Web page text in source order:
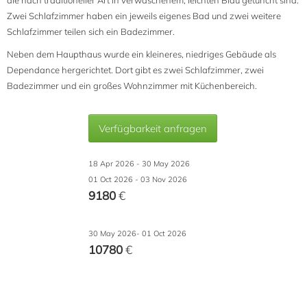
Zwei Schlafzimmer haben ein jeweils eigenes Bad und zwei weitere
Schlafzimmer teilen sich ein Badezimmer.
Neben dem Haupthaus wurde ein kleineres, niedriges Gebäude als
Dependance hergerichtet. Dort gibt es zwei Schlafzimmer, zwei
Badezimmer und ein großes Wohnzimmer mit Küchenbereich.
Verfügbarkeit anfragen
18 Apr 2026 - 30 May 2026
01 Oct 2026 - 03 Nov 2026
9180€
30 May 2026- 01 Oct 2026
10780€